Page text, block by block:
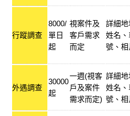
行蹤調查
8000/
單日
起
視案件及
客戶需求
而定
詳細地
姓名、
號、
外遇調查
30000
起
一週(視客
戶及案件
需求而定)
詳細地
姓名、
號、